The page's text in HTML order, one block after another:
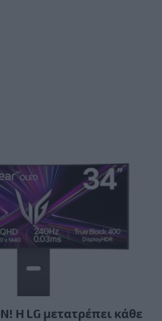
Η LG μετατρέπει κάθε